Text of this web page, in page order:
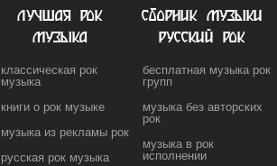
лучшая рок
музыка
классическая рок
музыка
книги о рок музыке
музыка из рекламы рок
русская рок музыка
сборник музыки
русский рок
бесплатная музыка рок
групп
музыка без авторских
рок
музыка в рок
исполнении